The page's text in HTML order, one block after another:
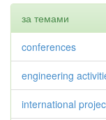
за темами
conferences
engineering
international